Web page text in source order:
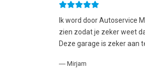
Ik word door Autoservice
zien zodat je zeker weet
Deze garage is zeker aan
― Mirjam